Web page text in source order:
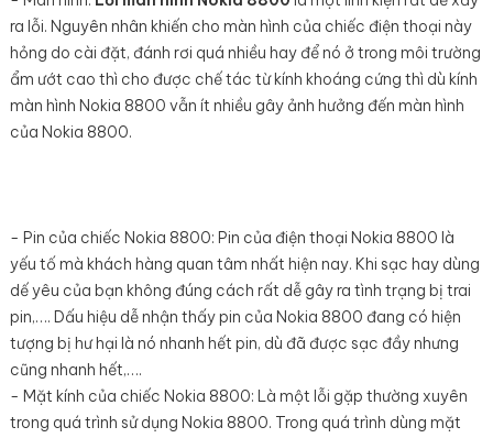
ra lỗi. Nguyên nhân khiến cho màn hình của chiếc điện thoại này
hỏng do cài đặt, đánh rơi quá nhiều hay để nó ở trong môi trường
ẩm ướt cao thì cho được chế tác từ kính khoáng cứng thì dù kính
màn hình Nokia 8800 vẫn ít nhiều gây ảnh hưởng đến màn hình
của Nokia 8800.
- Pin của chiếc Nokia 8800: Pin của điện thoại Nokia 8800 là
yếu tố mà khách hàng quan tâm nhất hiện nay. Khi sạc hay dùng
dế yêu của bạn không đúng cách rất dễ gây ra tình trạng bị trai
pin,…. Dấu hiệu dễ nhận thấy pin của Nokia 8800 đang có hiện
tượng bị hư hại là nó nhanh hết pin, dù đã được sạc đầy nhưng
cũng nhanh hết,….
- Mặt kính của chiếc Nokia 8800: Là một lỗi gặp thường xuyên
trong quá trình sử dụng Nokia 8800. Trong quá trình dùng mặt